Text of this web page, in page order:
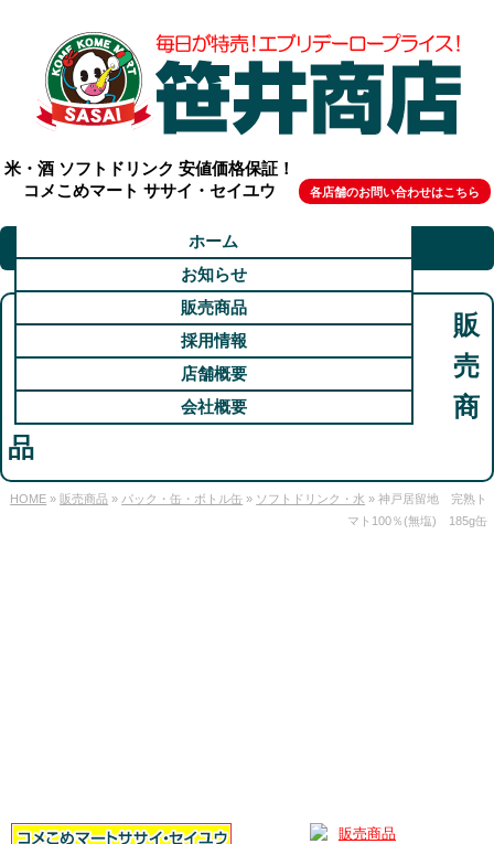
米・酒 ソフトドリンク 安値価格保証！
コメこめマート ササイ・セイユウ
各店舗のお問い合わせはこちら
ホーム
お知らせ
販売商品
採用情報
店舗概要
会社概要
販
売
商
品
HOME » 販売商品 » パック・缶・ボトル缶 » ソフトドリンク・水 » 神戸居留地 完熟ト
マト100％(無塩) 185g缶